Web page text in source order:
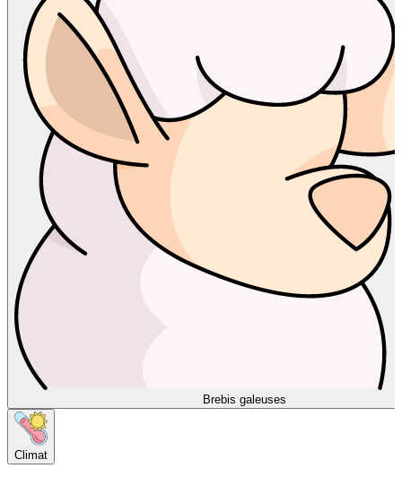
Brebis galeuses
Climat